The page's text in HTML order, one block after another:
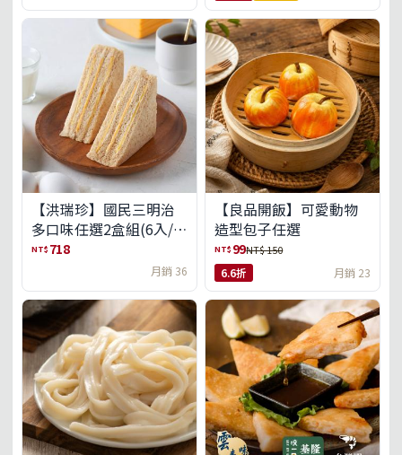
【洪瑞珍】國民三明治
多口味任選2盒組(6入/
盒)(免運)
NT$ 718
月銷 36
【良品開飯】可愛動物
造型包子任選
NT$ 99NT$ 150
6.6折 月銷 23